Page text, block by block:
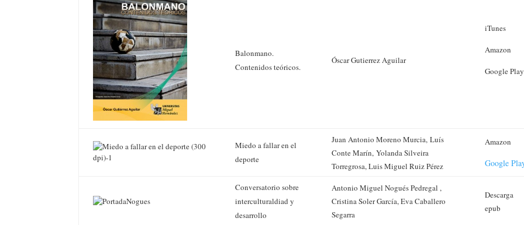
Balonmano.
Contenidos teóricos.
Óscar Gutierrez Aguilar
iTunes
Amazon
Google Play
Miedo a fallar en el
deporte
Juan Antonio Moreno Murcia, Luís
Conte Marín, Yolanda Silveira
Torregrosa, Luis Miguel Ruiz Pérez
Amazon
Google
Conversatorio sobre
interculturaldiad y
desarrollo
Antonio Miguel Nogués Pedregal ,
Cristina Soler García, Eva Caballero
Segarra
Descarga
epub